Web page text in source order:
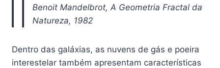
Benoit Mandelbrot, A Geometria Fractal da
Natureza, 1982
Dentro das galáxias, as nuvens de gás e poeira
interestelar também apresentam características